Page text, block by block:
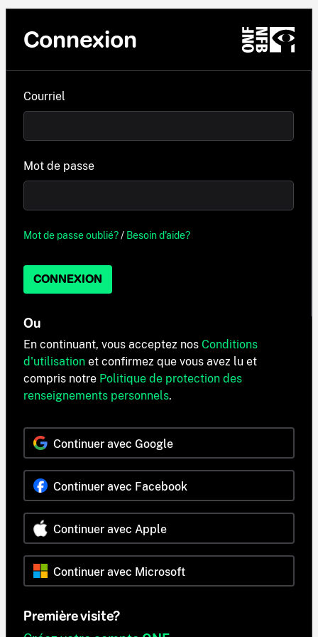
Connexion
Courriel
Mot de passe
Mot de passe oublié?/ Besoin d'aide?
CONNEXION
Ou
En continuant, vous acceptez nos Conditions
d'utilisation et confirmez que vous avez lu et
compris notre Politique de protection des
renseignements personnels.
Continuer avec Google
Continuer avec Facebook
Continuer avec Apple
Continuer avec Microsoft
Première visite?